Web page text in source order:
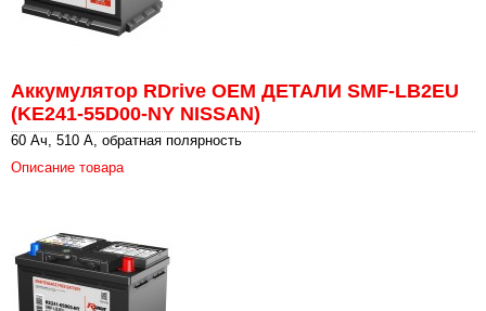
Аккумулятор RDrive OEM ДЕТАЛИ SMF-LB2EU
(KE241-55D00-NY NISSAN)
60 Ач, 510 А, обратная полярность
Описание товара